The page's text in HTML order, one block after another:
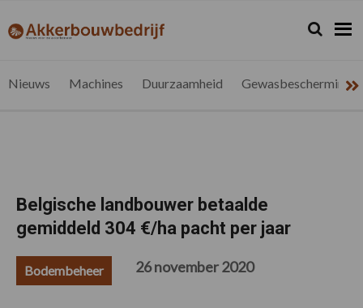
de
de
de
de
akkerbouwbedrijf.be
Nieuws
Zoeken...
Zoek
Nieuws Machines Duurzaamheid Gewasbescherming
Belgische landbouwer betaalde
gemiddeld 304 €/ha pacht per jaar
Bodembeheer 26 november 2020